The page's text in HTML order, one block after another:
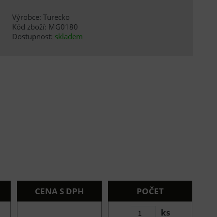
Výrobce: Turecko
Kód zboží: MG0180
Dostupnost: skladem
CENA S DPH POČET
ks